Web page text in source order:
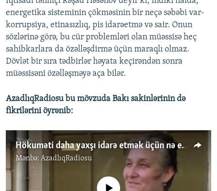
energetika sisteminin çökməsinin bir neçə səbəbi var-
korrupsiya, etinasızlıq, pis idarəetmə və sair. Onun
sözlərinə görə, bu cür problemləri olan müəssisə heç
sahibkarlara da özəlləşdirmə üçün maraqlı olmaz.
Dövlət bir sıra tədbirlər həyata keçirəndən sonra
müəssisəni özəlləşməyə aça bilər.
AzadlıqRadiosu bu mövzuda Bakı sakinlərinin də
fikrilərini öyrənib:
Hökuməti daha yaxşı idarə etmək üçün nə etmək lazımdır?
Mənbə: AzadlıqRadiosu
No media source currently available